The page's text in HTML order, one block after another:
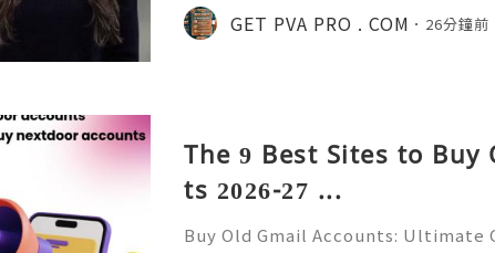
@Getpvapro 👉📩📢🔗🤳📶💼 ➤
Verified Nextdoor Accounts –
GET PVA PRO . COM 26分鐘前
The 9 Best Sites to
ts 2026-27 ...
Buy Old Gmail Accounts: Ultimate